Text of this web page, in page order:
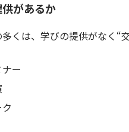
があるか
くは、学びの提供がなく“
ー